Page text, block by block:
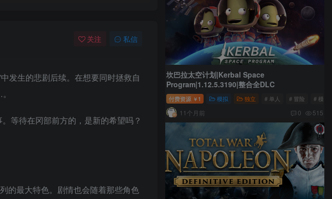
关注 私信
发生的悲剧后续。在想要同时拯救自
等待在冈部前方的，是新的希望吗？
的最大特色。剧情也会随着那些角色
坎巴拉太空计划|Kerbal Space
Program|1.12.5.3190|整合全DLC
付费资源 ￥ 1 模拟 独立 # 单人 # 冒险 # 模拟
11个月前 0 515